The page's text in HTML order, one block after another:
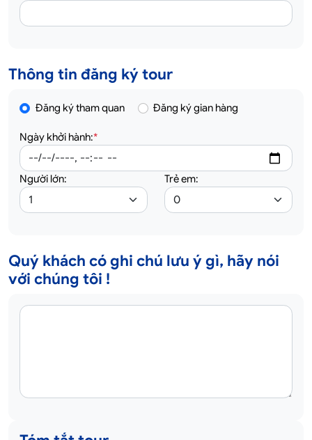
Thông tin đăng ký tour
Đăng ký tham quan Đăng ký gian hàng
Ngày khởi hành:*
Người lớn: Trẻ em:
Quý khách có ghi chú lưu ý gì, hãy nói
với chúng tôi !